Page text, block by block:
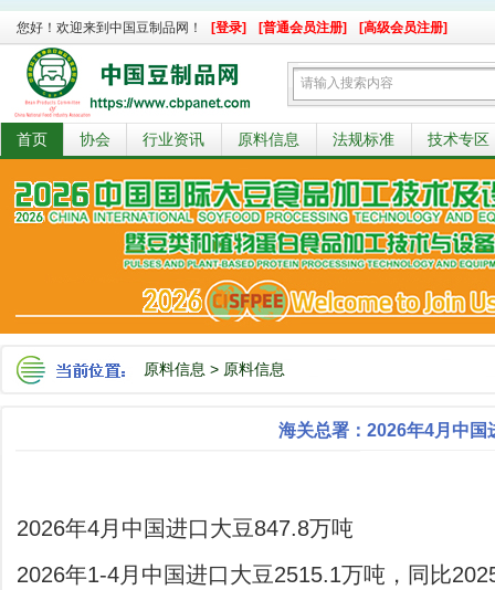
您好！欢迎来到中国豆制品网！ [登录] [普通会员注册] [高级会员注册]
首页 协会 行业资讯 原料信息 法规标准 技术专区
原料信息 > 原料信息
海关总署：2026年4月中国
2026年4月中国进口大豆847.8万吨
2026年1-4月中国进口大豆2515.1万吨，同比